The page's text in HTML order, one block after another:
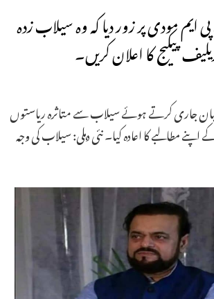
مودی پر زور دیا کہ وہ سیلاب زدہ
پیکیج کا اعلان کریں۔
جاری کرتے ہوئے سیلاب سے متاثرہ ریاستوں
مطالبے کا اعادہ کیا۔ نئی دہلی: سیلاب کی وجہ